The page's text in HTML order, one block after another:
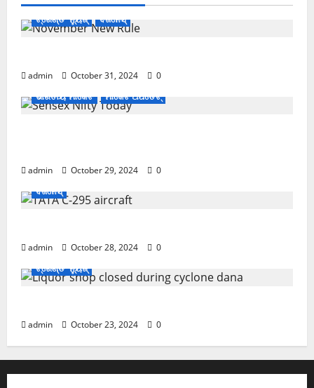
ଟ୍ରେଣ୍ଡିଂ ନ୍ୟୁଜ୍ ବିଜନେସ୍
admin October 31, 2024
0
ଭାରତୀୟ ମାର୍କେଟ
ମାର୍କେଟ ଅପଡେଟ୍
admin October 29, 2024
0
ବିଜନେସ୍
admin October 28, 2024
0
ଟ୍ରେଣ୍ଡିଂ ନ୍ୟୁଜ୍
admin October 23, 2024 0